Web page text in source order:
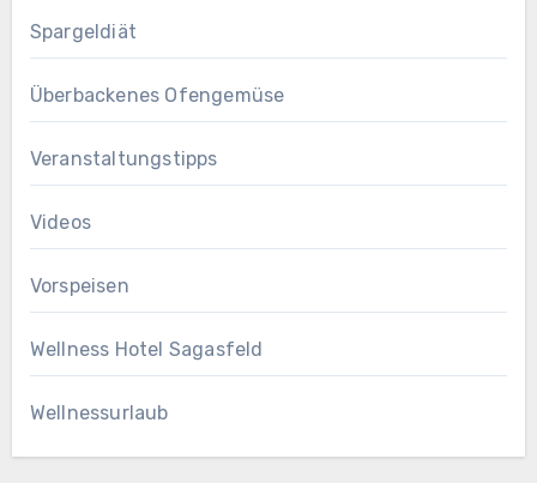
Spargeldiät
Überbackenes Ofengemüse
Veranstaltungstipps
Videos
Vorspeisen
Wellness Hotel Sagasfeld
Wellnessurlaub